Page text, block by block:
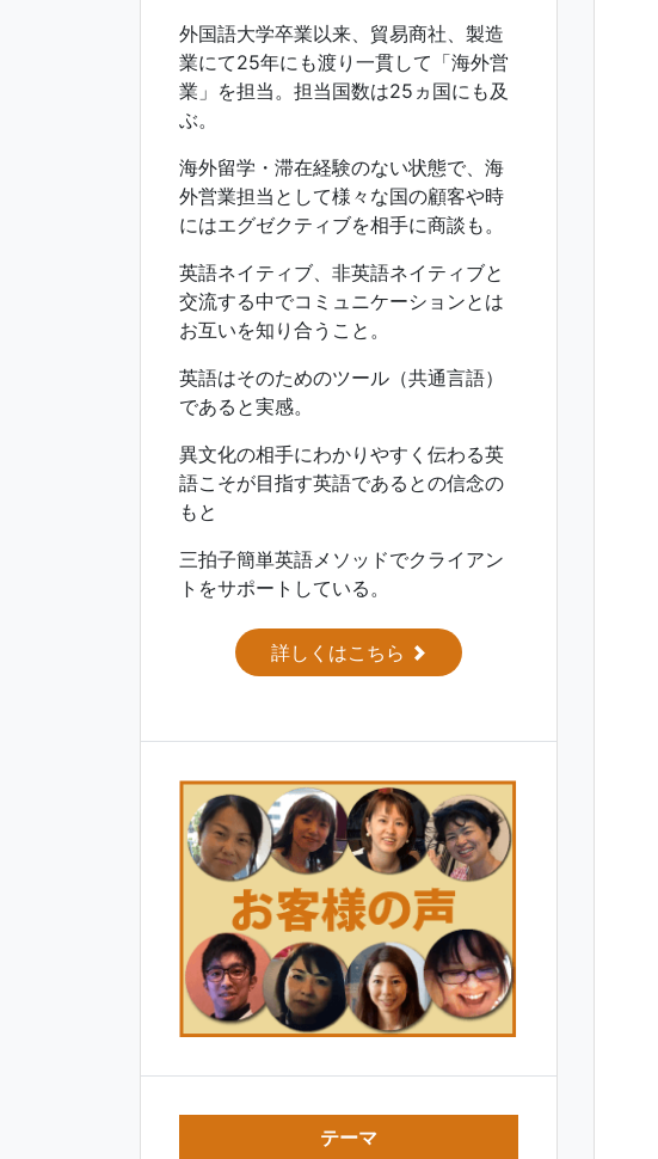
外国語大学卒業以来、貿易商社、製造
業にて25年にも渡り一貫して「海外営
業」を担当。担当国数は25ヵ国にも及
ぶ。
海外留学・滞在経験のない状態で、海
外営業担当として様々な国の顧客や時
にはエグゼクティブを相手に商談も。
英語ネイティブ、非英語ネイティブと
交流する中でコミュニケーションとは
お互いを知り合うこと。
英語はそのためのツール（共通言語）
であると実感。
異文化の相手にわかりやすく伝わる英
語こそが目指す英語であるとの信念の
もと
三拍子簡単英語メソッドでクライアン
トをサポートしている。
詳しくはこちら
テーマ